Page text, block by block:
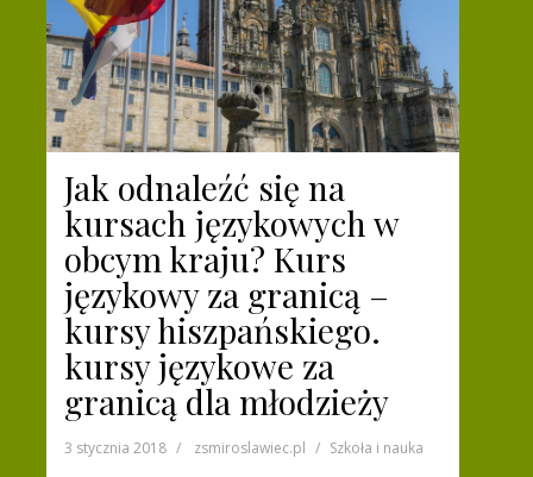
Jak odnaleźć się na
kursach językowych w
obcym kraju? Kurs
językowy za granicą –
kursy hiszpańskiego.
kursy językowe za
granicą dla młodzieży
3 stycznia 2018 zsmiroslawiec.pl Szkoła i nauka